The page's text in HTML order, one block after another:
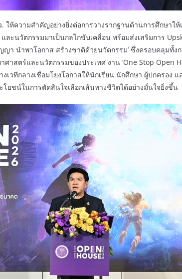
ให้ความสำคัญอย่างยิ่งต่อการวางรากฐานด้านการศึกษาใ
ะนวัตกรรมมาเป็นกลไกขับเคลื่อน พร้อมส่งเสริมการ
ญา นำพาโอกาส สร้างชาติด้วยนวัตกรรม’ ซึ่งครอบคลุมทั้
าสตร์และนวัตกรรมของประเทศ งาน ‘One Stop Open
เวทีกลางเชื่อมโยงโอกาสให้นักเรียน นักศึกษา ผู้ปกครอง
ยชน์ในการตัดสินใจเลือกเส้นทางชีวิตได้อย่างมั่นใจยิ่งขึ้น